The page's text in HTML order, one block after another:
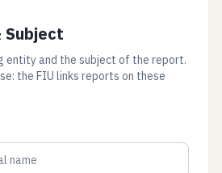
Subject
and the subject of the report.
the FIU links reports on these